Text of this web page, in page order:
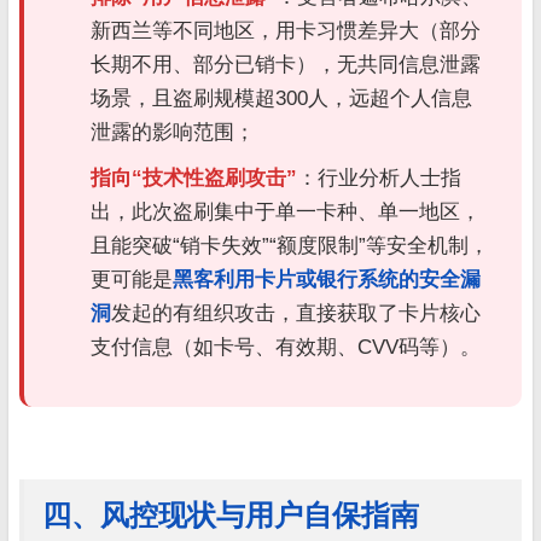
新西兰等不同地区，用卡习惯差异大（部分
长期不用、部分已销卡），无共同信息泄露
场景，且盗刷规模超300人，远超个人信息
泄露的影响范围；
指向“技术性盗刷攻击” ：行业分析人士指
出，此次盗刷集中于单一卡种、单一地区，
且能突破“销卡失效”“额度限制”等安全机制，
更可能是黑客利用卡片或银行系统的安全漏
洞发起的有组织攻击，直接获取了卡片核心
支付信息（如卡号、有效期、CVV码等）。
四、风控现状与用户自保指南